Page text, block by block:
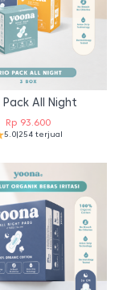
Pack All Night
Rp 93.600
5.0|254 terjual